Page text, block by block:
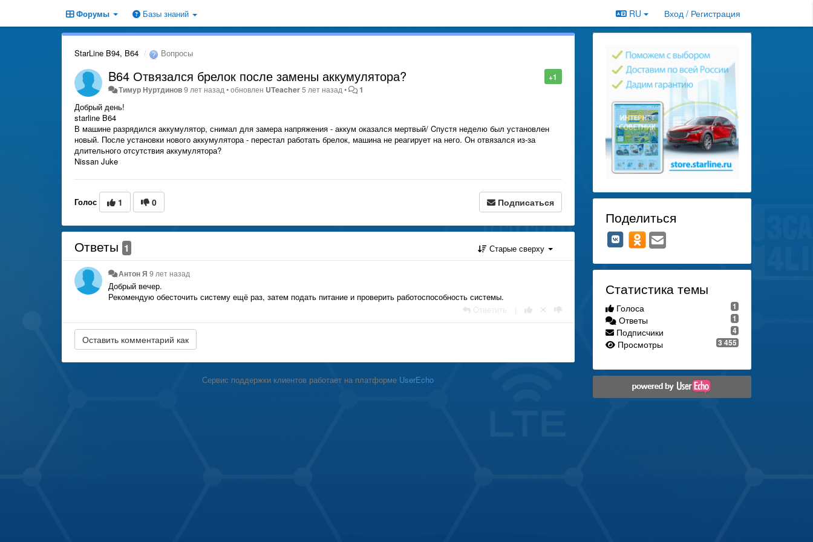
Форумы Базы знаний RU Вход / Регистрация
StarLine B94, B64 Вопросы
+1
B64 Отвязался брелок после замены аккумулятора?
Тимур Нуртдинов9 лет назад •обновлен UTeacher5 лет назад • 1
Добрый день!
starline B64
В машине разрядился аккумулятор, снимал для замера напряжения - аккум оказался мертвый/ Cпустя неделю был установлен
новый. После установки нового аккумулятора - перестал работать брелок, машина не реагирует на него. Он отвязался из-за
длительного отсутствия аккумулятора?
Nissan Juke
Голос 1 0 Подписаться
Ответы 1 Старые сверху
Антон Я 9 лет назад
Добрый вечер.
Рекомендую обесточить систему ещё раз, затем подать питание и проверить работоспособность системы.
Ответить
Сервис поддержки клиентов работает на платформе UserEcho
Поделиться
Статистика темы
1
Голоса
1
Ответы
4
Подписчики
3 455
Просмотры